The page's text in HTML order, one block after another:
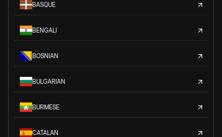
BASQUE
BENGALI
BOSNIAN
BULGARIAN
BURMESE
CATALAN